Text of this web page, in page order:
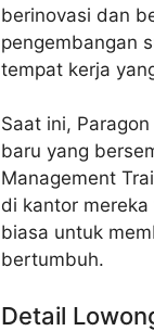
berinovasi dan
pengembangan
tempat kerja
Saat ini,
baru yang
Management
di kantor
biasa untuk
bertumbuh.
Detail